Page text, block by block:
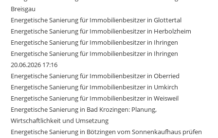
Breisgau
Energetische Sanierung für Immobilienbesitzer in Glottertal
Energetische Sanierung für Immobilienbesitzer in Herbolzheim
Energetische Sanierung für Immobilienbesitzer in Ihringen
Energetische Sanierung für Immobilienbesitzer in Ihringen
20.06.2026 17:16
Energetische Sanierung für Immobilienbesitzer in Oberried
Energetische Sanierung für Immobilienbesitzer in Umkirch
Energetische Sanierung für Immobilienbesitzer in Weisweil
Energetische Sanierung in Bad Krozingen: Planung,
Wirtschaftlichkeit und Umsetzung
Energetische Sanierung in Bötzingen vom Sonnenkaufhaus prüfen